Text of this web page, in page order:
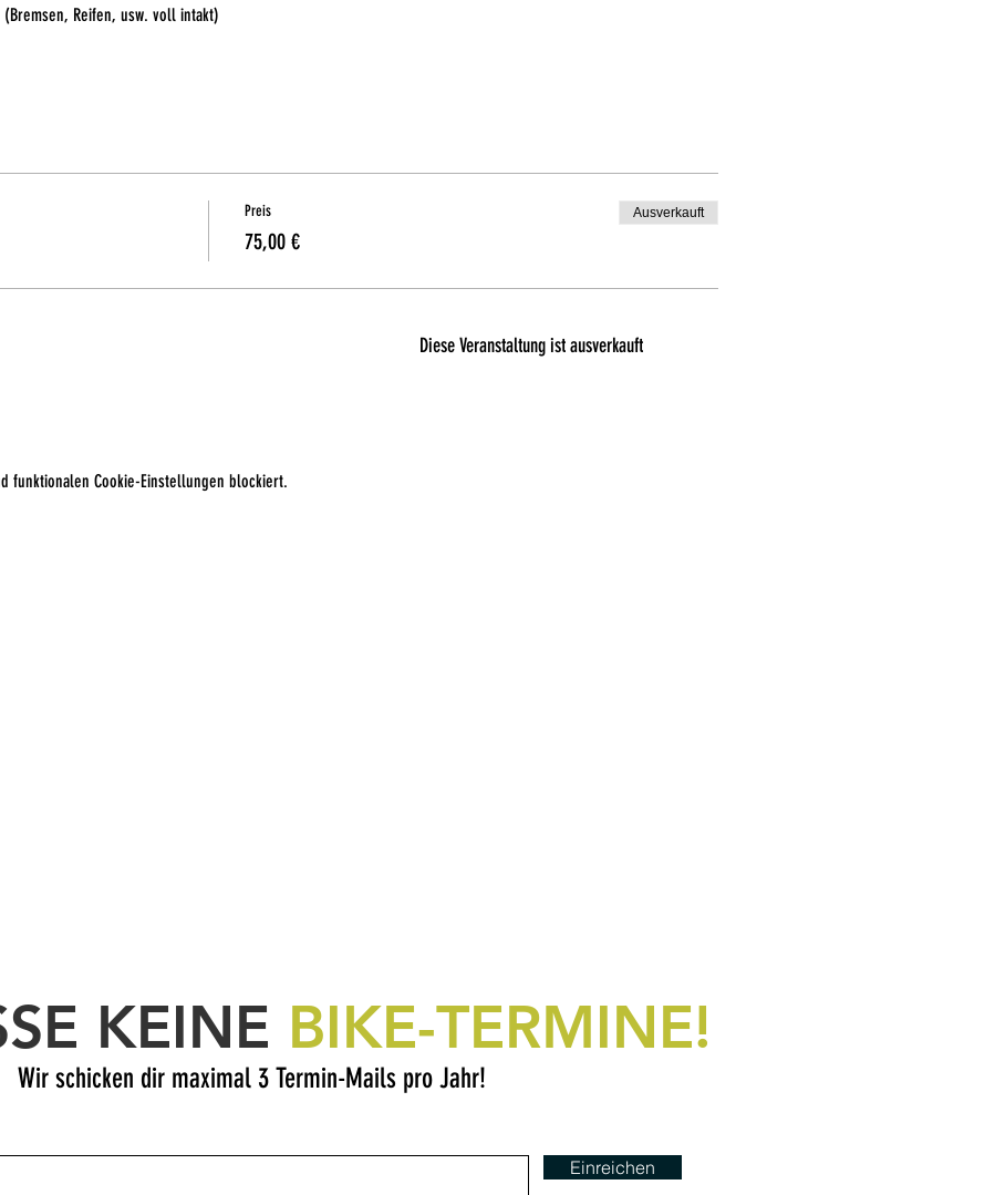
(Bremsen, Reifen, usw. voll intakt)
Preis
75,00 €
Ausverkauft
Diese Veranstaltung ist ausverkauft
funktionalen Cookie-Einstellungen blockiert.
KEINE BIKE-TERMINE!
Wir schicken dir maximal 3 Termin-Mails pro Jahr!
Einreichen